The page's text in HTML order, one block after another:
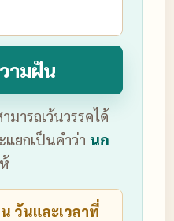
ามฝัน
ารถเว้นวรรคได้
ยกเป็นคำว่า นก
วันและเวลาที่